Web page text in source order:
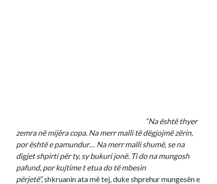
“Na është thyer
zemra në mijëra copa. Na merr malli të dëgjojmë zërin,
por është e pamundur… Na merr malli shumë, se na
digjet shpirti për ty, sy bukuri jonë. Ti do na mungosh
pafund, por kujtime t etua do të mbesin
përjetë”,shkruanin ata më tej, duke shprehur mungesën e